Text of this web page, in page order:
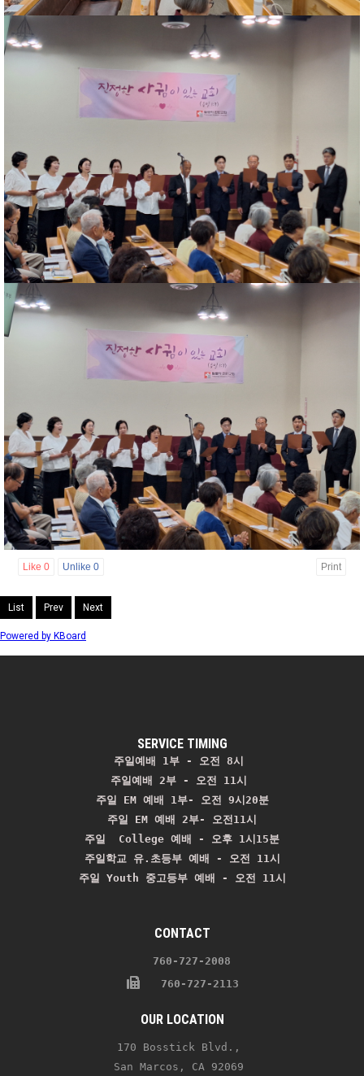
Like 0 Unlike 0 Print
List Prev Next
Powered by KBoard
SERVICE TIMING
주일예배 1부 - 오전 8시
주일예배 2부 - 오전 11시
주일 EM 예배 1부- 오전 9시20분
주일 EM 예배 2부- 오전11시
주일  College 예배 - 오후 1시15분
주일학교 유.초등부 예배 - 오전 11시
주일 Youth 중고등부 예배 - 오전 11시
CONTACT
760-727-2008
760-727-2113
OUR LOCATION
170 Bosstick Blvd.,
San Marcos, CA 92069